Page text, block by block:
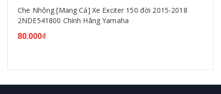
Che Nhông [Mang Cá] Xe Exciter 150 đời 2015-2018
2NDE541800 Chính Hãng Yamaha
80.000₫